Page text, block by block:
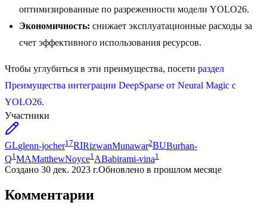
оптимизированные по разреженности модели YOLO26.
Экономичность: снижает эксплуатационные расходы за
счет эффективного использования ресурсов.
Чтобы углубиться в эти преимущества, посети раздел
Преимущества интеграции DeepSparse от Neural Magic с
YOLO26.
Участники
GLglenn-jocher17RIRizwanMunawar2BUBurhan-
Q1 MAMatthewNoyce1 ABabirami-vina1
Создано 30 дек. 2023 г.Обновлено в прошлом месяце
Комментарии